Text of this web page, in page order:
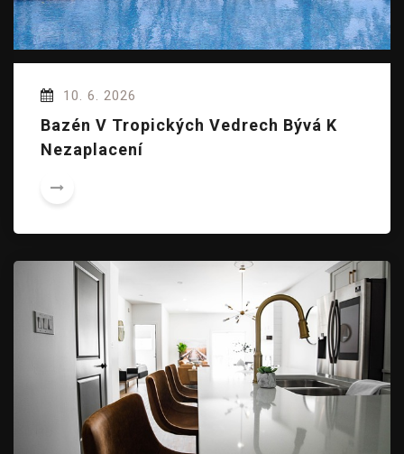
10. 6. 2026
Bazén V Tropických Vedrech Bývá K
Nezaplacení